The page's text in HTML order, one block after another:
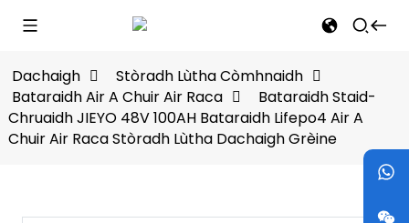
Dachaigh
Stòradh Lùtha Còmhnaidh
Bataraidh Air A Chuir Air Raca
Bataraidh Staid-
Chruaidh JIEYO 48V 100AH ​​Bataraidh Lifepo4 Air A
Chuir Air Raca Stòradh Lùtha Dachaigh Grèine